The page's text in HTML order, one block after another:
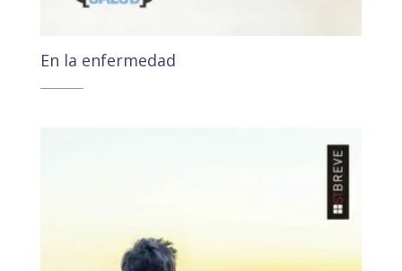
En la enfermedad
10,50€